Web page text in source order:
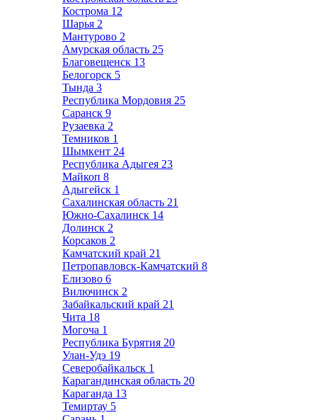
Кострома 12
Шарья 2
Мантурово 2
Амурская область 25
Благовещенск 13
Белогорск 5
Тында 3
Республика Мордовия 25
Саранск 9
Рузаевка 2
Темников 1
Шымкент 24
Республика Адыгея 23
Майкоп 8
Адыгейск 1
Сахалинская область 21
Южно-Сахалинск 14
Долинск 2
Корсаков 2
Камчатский край 21
Петропавловск-Камчатский 8
Елизово 6
Вилючинск 2
Забайкальский край 21
Чита 18
Могоча 1
Республика Бурятия 20
Улан-Удэ 19
Северобайкальск 1
Карагандинская область 20
Караганда 13
Темиртау 5